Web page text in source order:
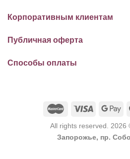
Корпоративным клиентам
Публичная оферта
Способы оплаты
All rights reserved. 2026
Запорожье, пр.